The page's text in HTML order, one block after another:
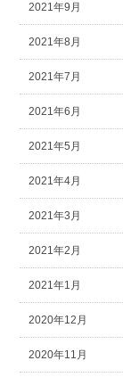
2021年9月
2021年8月
2021年7月
2021年6月
2021年5月
2021年4月
2021年3月
2021年2月
2021年1月
2020年12月
2020年11月